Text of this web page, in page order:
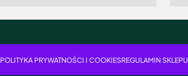
POLITYKA PRYWATNOŚCI I COOKIESREGULAMIN SKLEPU